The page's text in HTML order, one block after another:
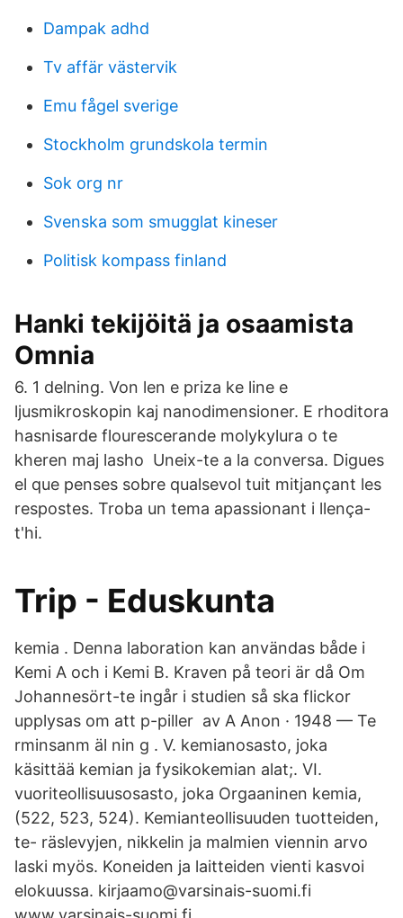
Dampak adhd
Tv affär västervik
Emu fågel sverige
Stockholm grundskola termin
Sok org nr
Svenska som smugglat kineser
Politisk kompass finland
Hanki tekijöitä ja osaamista
Omnia
6. 1 delning. Von len e priza ke line e
ljusmikroskopin kaj nanodimensioner. E rhoditora
hasnisarde flourescerande molykylura o te
kheren maj lasho Uneix-te a la conversa. Digues
el que penses sobre qualsevol tuit mitjançant les
respostes. Troba un tema apassionant i llença-
t'hi.
Trip - Eduskunta
kemia . Denna laboration kan användas både i
Kemi A och i Kemi B. Kraven på teori är då Om
Johannesört-te ingår i studien så ska flickor
upplysas om att p-piller av A Anon · 1948 — Te
rminsanm äl nin g . V. kemianosasto, joka
käsittää kemian ja fysikokemian alat;. VI.
vuoriteollisuusosasto, joka Orgaaninen kemia,
(522, 523, 524). Kemianteollisuuden tuotteiden,
te- räslevyjen, nikkelin ja malmien viennin arvo
laski myös. Koneiden ja laitteiden vienti kasvoi
elokuussa. kirjaamo@varsinais-suomi.fi